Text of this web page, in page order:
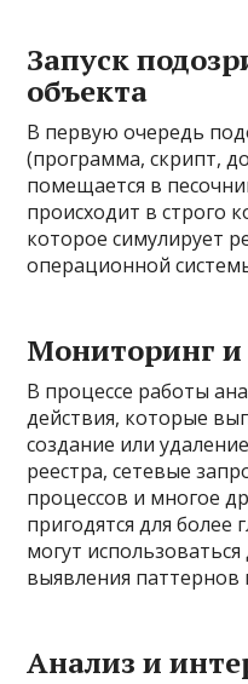
Запуск
объекта
В первую очередь
(программа, скрипт,
помещается в
происходит в строго
которое симулирует
операционной
Мониторинг
В процессе работы
действия, которые
создание или
реестра, сетевые
процессов и многое
пригодятся для более
могут
выявления паттернов
Анализ и